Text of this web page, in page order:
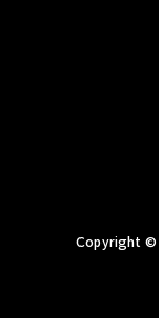
Copyright ©